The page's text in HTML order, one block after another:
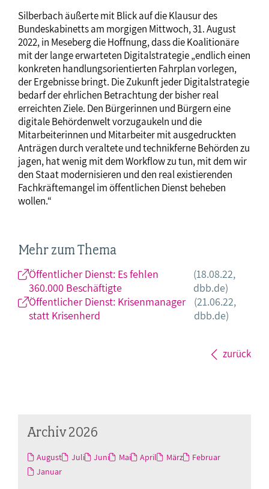
Silberbach äußerte mit Blick auf die Klausur des
Bundeskabinetts am morgigen Mittwoch, 31. August
2022, in Meseberg die Hoffnung, dass die Koalitionäre
mit der lange erwarteten Digitalstrategie „endlich einen
konkreten handlungsorientierten Fahrplan vorlegen,
der Ergebnisse bringt. Die Zukunft jeder Digitalstrategie
bedarf der ehrlichen Betrachtung der bisher real
erreichten Ziele. Den Bürgerinnen und Bürgern eine
digitale Behördenwelt vorzugaukeln und die
Mitarbeiterinnen und Mitarbeiter mit ausgedruckten
Anträgen durch veraltete und technikferne Behörden zu
jagen, hat wenig mit dem Workflow zu tun, mit dem wir
den Staat modernisieren und den real existierenden
Fachkräftemangel im öffentlichen Dienst beheben
wollen.“
Mehr zum Thema
Öffentlicher Dienst: Es fehlen
360.000 Beschäftigte
(18.08.22,
dbb.de)
Öffentlicher Dienst: Krisenmanager
statt Krisenherd
(21.06.22,
dbb.de)
zurück
Archiv 2026
August Juli Juni Mai April März
Februar
Januar